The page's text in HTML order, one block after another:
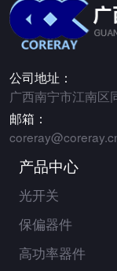
公司地址：
广西南宁市江南区
邮箱：
产品中心
光开关
保偏器件
高功率器件